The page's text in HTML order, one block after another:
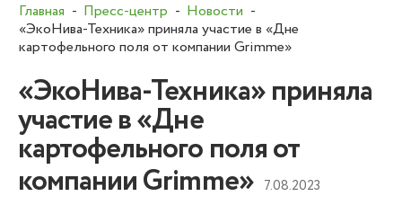
Главная Пресс-центр
Новости
«ЭкоНива-Техника» приняла участие в «Дне
картофельного поля от компании Grimme»
«ЭкоНива-Техника» приняла
участие в «Дне
картофельного поля от
компании Grimme» 7.08.2023